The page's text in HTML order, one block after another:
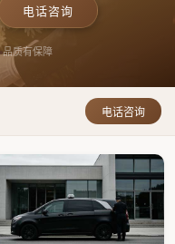
电话咨询
品质有保障
电话咨询